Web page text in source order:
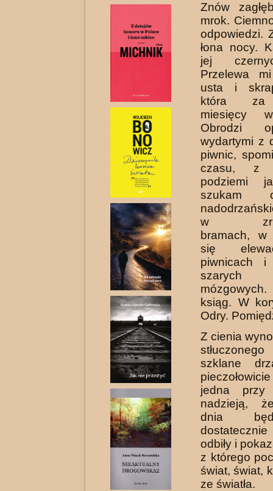
Znów
mrok.
odpowiedzi.
łona nocy.
jej
Przelewa
usta i
która za
miesięcy
Obrodzi
wydartymi z
piwnic,
czasu, z
podziemi
szukam
w
bramach, w
się
piwnicach i
szarych
ksiąg. W
Odry.
Z cienia
szklane
jedna
nadzieją,
dnia
odbiły i
z którego
świat, świat,
ze światła.